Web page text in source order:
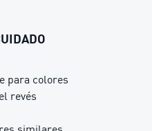
para colores
revés